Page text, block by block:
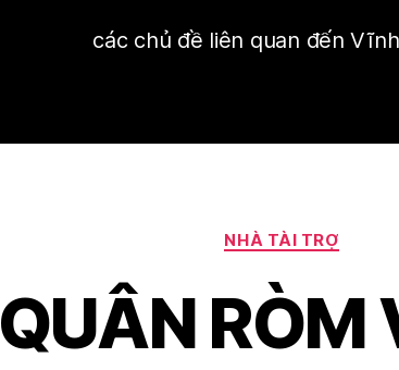
các chủ đề liên quan đến
Categories
NHÀ TÀI TRỢ
QUÂN RÒM